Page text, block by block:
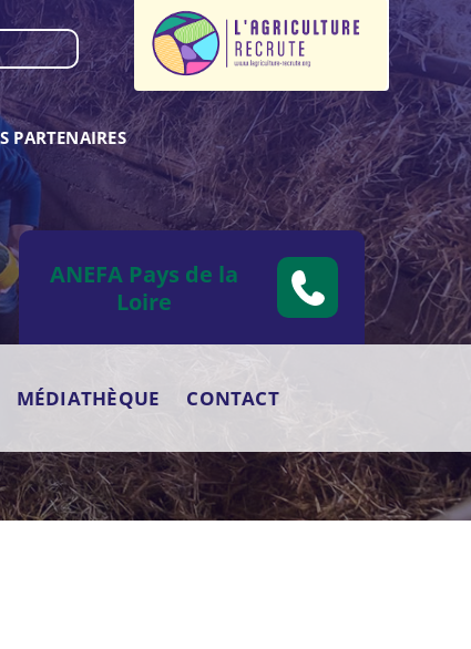
PARTENAIRES
ANEFA Pays de la
Loire
MÉDIATHÈQUE CONTACT